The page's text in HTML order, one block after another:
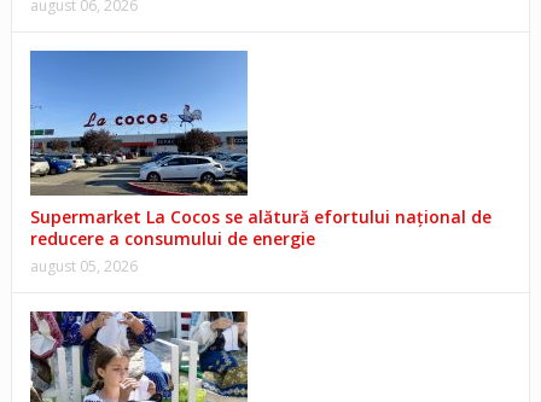
august 06, 2026
Supermarket La Cocos se alătură efortului național de
reducere a consumului de energie
august 05, 2026